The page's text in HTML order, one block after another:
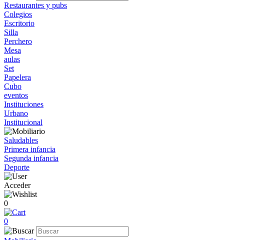
Restaurantes y pubs
Colegios
Escritorio
Silla
Perchero
Mesa
aulas
Set
Papelera
Cubo
eventos
Instituciones
Urbano
Institucional
Saludables
Primera infancia
Segunda infancia
Deporte
Acceder
0
0